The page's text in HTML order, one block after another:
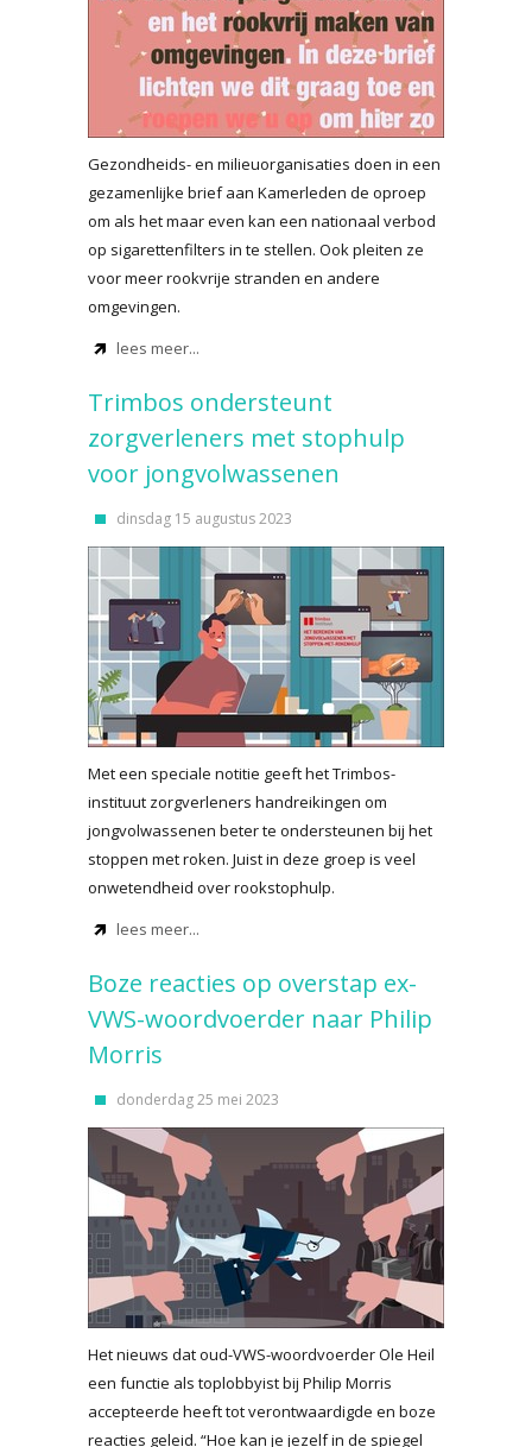
Gezondheids- en milieuorganisaties doen in een
gezamenlijke brief aan Kamerleden de oproep
om als het maar even kan een nationaal verbod
op sigarettenfilters in te stellen. Ook pleiten ze
voor meer rookvrije stranden en andere
omgevingen.
lees meer...
Trimbos ondersteunt
zorgverleners met stophulp
voor jongvolwassenen
dinsdag 15 augustus 2023
Met een speciale notitie geeft het Trimbos-
instituut zorgverleners handreikingen om
jongvolwassenen beter te ondersteunen bij het
stoppen met roken. Juist in deze groep is veel
onwetendheid over rookstophulp.
lees meer...
Boze reacties op overstap ex-
VWS-woordvoerder naar Philip
Morris
donderdag 25 mei 2023
Het nieuws dat oud-VWS-woordvoerder Ole Heil
een functie als toplobbyist bij Philip Morris
accepteerde heeft tot verontwaardigde en boze
reacties geleid. “Hoe kan je jezelf in de spiegel